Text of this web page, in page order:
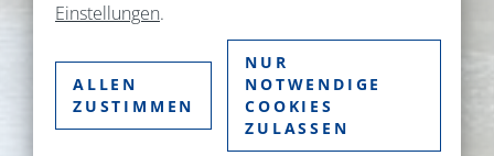
Einstellungen.
ALLEN
ZUSTIMMEN
NUR
NOTWENDIGE
COOKIES
ZULASSEN